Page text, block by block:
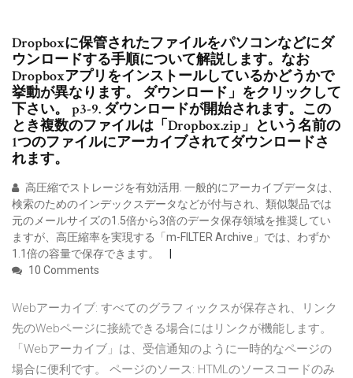
Dropboxに保管されたファイルをパソコンなどにダ
ウンロードする手順について解説します。なお
Dropboxアプリをインストールしているかどうかで
挙動が異なります。 ダウンロード」をクリックして
下さい。 p3-9. ダウンロードが開始されます。この
とき複数のファイルは「Dropbox.zip」という名前の
1つのファイルにアーカイブされてダウンロードさ
れます。
高圧縮でストレージを有効活用. 一般的にアーカイブデータは、
検索のためのインデックスデータなどが付与され、類似製品では
元のメールサイズの1.5倍から3倍のデータ保存領域を推奨してい
ますが、高圧縮率を実現する「m-FILTER Archive」では、わずか
1.1倍の容量で保存できます。
10 Comments
Webアーカイブ: すべてのグラフィックスが保存され、リンク
先のWebページに接続できる場合にはリンクが機能します。
「Webアーカイブ」は、受信通知のように一時的なページの
場合に便利です。 ページのソース: HTMLのソースコードのみ